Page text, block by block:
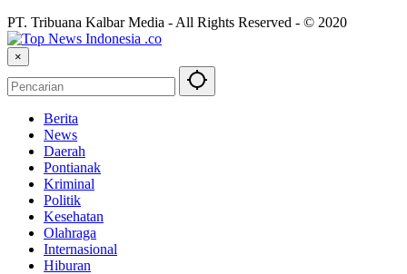
PT. Tribuana Kalbar Media - All Rights Reserved - © 2020
×
Berita
News
Daerah
Pontianak
Kriminal
Politik
Kesehatan
Olahraga
Internasional
Hiburan